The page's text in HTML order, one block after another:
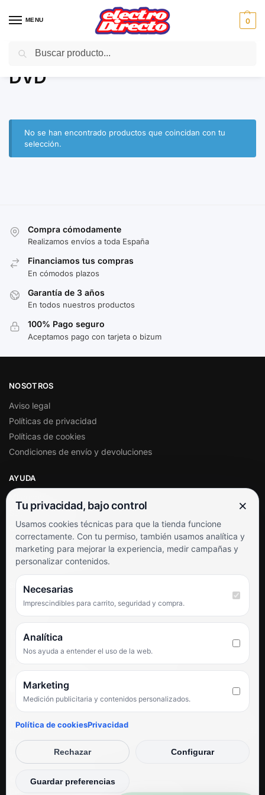
MENU 0
Inicio Gama marron / DVD
DVD
No se han encontrado productos que coincidan con tu
selección.
Compra cómodamente
Realizamos envíos a toda España
Financiamos tus compras
En cómodos plazos
Garantía de 3 años
En todos nuestros productos
100% Pago seguro
Aceptamos pago con tarjeta o bizum
NOSOTROS
Aviso legal
Políticas de privacidad
Políticas de cookies
Condiciones de envío y devoluciones
AYUDA
Soporte al cliente
Contacto
Términos y condiciones
Preguntas frecuentes
SÍGUENOS
Facebook
TikTok
PUNTUACIÓN DE 4,6 SOBRE 5 EN GOOGLE
★★★★★
Hemos comprado en varias ocasiones y siempre dan respuesta.
Espectacular, servicio de 10.»
Iván Rodríguez Ramos
© Electrodirecto 2026
Desarrollo y mantenimiento por SitiosWebPRO
Tu privacidad, bajo control ×
Usamos cookies técnicas para que la tienda funcione
correctamente. Con tu permiso, también usamos analítica y
marketing para mejorar la experiencia, medir campañas y
personalizar contenidos.
Necesarias
Imprescindibles para carrito, seguridad y compra.
Analítica
Nos ayuda a entender el uso de la web.
Marketing
Medición publicitaria y contenidos personalizados.
Política de cookiesPrivacidad
Rechazar Configurar
Guardar preferencias